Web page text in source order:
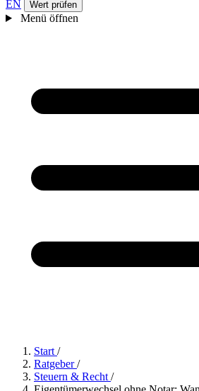
EN Wert prüfen
Menü öffnen
Start /
Ratgeber/
Steuern & Recht /